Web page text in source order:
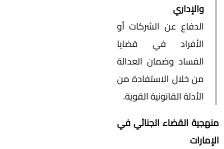
والإداري
الدفاع عن الشركات أو
الأفراد في قضايا
الفساد وضمان العدالة
من خلال الاستفادة من
الأدلة القانونية القوية.
منهجية القضاء الجنائي في
الإمارات